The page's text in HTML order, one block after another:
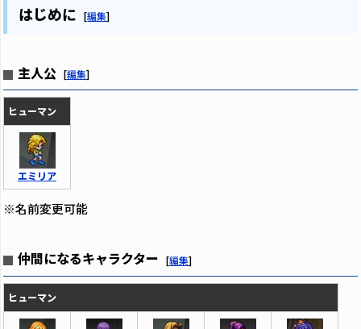
はじめに [編集]
主人公 [編集]
ヒューマン
エミリア
※名前変更可能
仲間になるキャラクター [編集]
ヒューマン